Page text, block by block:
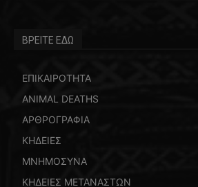
ΒΡΕΙΤΕ ΕΔΩ
ΕΠΙΚΑΙΡΟΤΗΤΑ
ANIMAL DEATHS
ΑΡΘΡΟΓΡΑΦΙΑ
ΚΗΔΕΙΕΣ
ΜΝΗΜΟΣΥΝΑ
ΚΗΔΕΙΕΣ ΜΕΤΑΝΑΣΤΩΝ